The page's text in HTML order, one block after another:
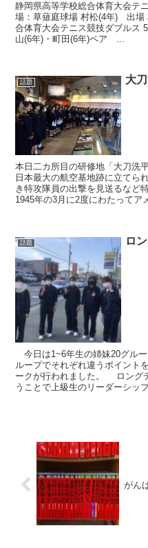
静岡県高等学校総合体育大会テ
場：草薙庭球場 村松(4年) 出
合体育大会テニス競技ダブルス
山(6年)・町田(6年)ペア ...
話題 大
本日二カ所目の研修地「大刀洗
日本最大の航空基地跡に立てら
き特攻隊員の出撃を見送るなど
1945年の3月に2度にわたってア
話題 ロ
今日は1~6年生の姉妹20グル
ループでそれぞれ違うポイント
ークが行われました。 ロング
うことで上級生のリーダーシッ
がん